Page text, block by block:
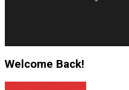
Welcome Back!